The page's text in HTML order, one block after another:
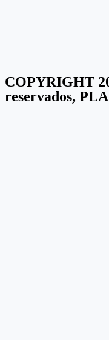
COPYRIGHT
reservados,